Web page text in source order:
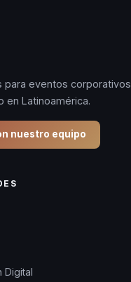
para eventos corporativos
en Latinoamérica.
nuestro equipo
Digital